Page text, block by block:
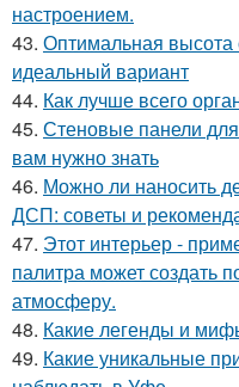
настроением.
43. Оптимальная высота
идеальный вариант
44. Как лучше всего
45. Стеновые панели для
вам нужно знать
46. Можно ли наносить
ДСП: советы и
47. Этот интерьер -
палитра может создать
атмосферу.
48. Какие легенды и
49. Какие уникальные